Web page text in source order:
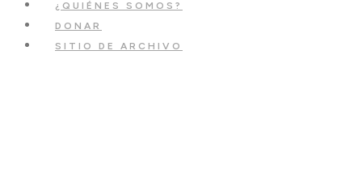
¿QUIÉNES SOMOS?
DONAR
SITIO DE ARCHIVO